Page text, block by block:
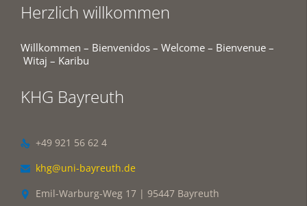
Herzlich willkommen
Willkommen – Bienvenidos – Welcome – Bienvenue –
Witaj – Karibu
KHG Bayreuth
 +49 921 56 62 4
 khg@uni-bayreuth.de
 Emil-Warburg-Weg 17 | 95447 Bayreuth